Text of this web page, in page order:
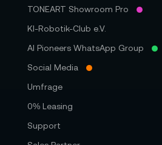
TONEART Showroom Pro
KI-Robotik-Club e.V.
AI Pioneers WhatsApp Group
Social Media
Umfrage
0% Leasing
Support